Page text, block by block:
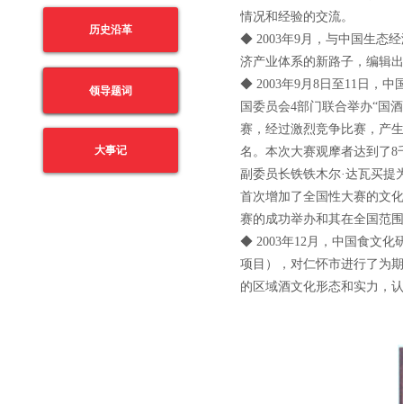
情况和经验的交流。
◆ 2003年9月，与中国生态
济产业体系的新路子，编辑
◆ 2003年9月8日至11日，中
国委员会4部门联合举办“国
赛，经过激烈竞争比赛，产
名。本次大赛观摩者达到了8
副委员长铁铁木尔·达瓦买
首次增加了全国性大赛的文
赛的成功举办和其在全国范
◆ 2003年12月，中国食文化
项目），对仁怀市进行了为
的区域酒文化形态和实力，
历史沿革
领导题词
领导题词
大事记